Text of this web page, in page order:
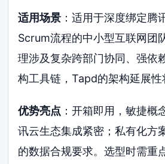
适用场景 ：适用于深度绑定腾
Scrum流程的中小型互联网团
理涉及复杂跨部门协同、强依
构工具链，Tapd的架构延展性
优势亮点 ：开箱即用，敏捷概
讯云生态集成紧密；私有化方
的数据合规要求。选型时需重